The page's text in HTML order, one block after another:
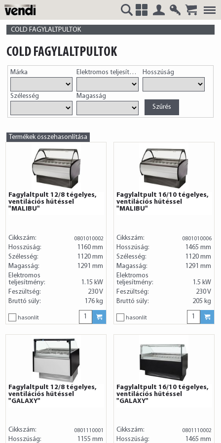
VENDI
HUNGÁRIA
Kft.
COLD FAGYLALTPULTOK
COLD FAGYLALTPULTOK
Márka Elektromos teljesítményHosszúság
Szélesség Magasság
Termékek összehasonlítása
Fagylaltpult 12/8 tégelyes,
ventilációs hűtéssel
"MALIBU"
Cikkszám: 0801010002
Hosszúság:
1160 mm
Szélesség:
1120 mm
Magasság:
1291 mm
Elektromos
teljesítmény:
1.15 kW
Feszültség:
230 V
Bruttó súly:
176 kg
hasonlít
Fagylaltpult 16/10 tégelyes,
ventilációs hűtéssel
"MALIBU"
Cikkszám: 0801010006
Hosszúság:
1465 mm
Szélesség:
1120 mm
Magasság:
1291 mm
Elektromos
teljesítmény:
1.5 kW
Feszültség:
230 V
Bruttó súly:
205 kg
hasonlít
Fagylaltpult 12/8 tégelyes,
ventilációs hűtéssel
"GALAXY"
Cikkszám: 0801110001
Hosszúság: 1155 mm
Fagylaltpult 16/10 tégelyes,
ventilációs hűtéssel
"GALAXY"
Cikkszám: 0801110002
Hosszúság: 1465 mm